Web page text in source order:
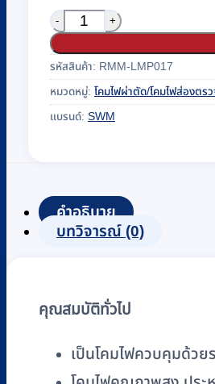
จำนวน โคมไฟผ่าตัด SWM
รหัสสินค้า: RMM-LMP017
หมวดหมู่: โคมไฟผ่าตัด/โคมไฟส่องตรว
แบรนด์: SWM
คำอธิบาย
บทวิจารณ์ (0)
คุณสมบัติทั่วไป
เป็นโคมไฟควบคุมด้ว